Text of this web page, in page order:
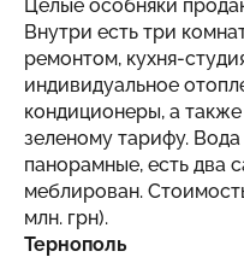
Целые особняки
Внутри есть три
ремонтом, кухня-
индивидуальное
кондиционеры, а
зеленому тарифу.
панорамные, есть два
меблирован.
млн. грн).
Тернополь